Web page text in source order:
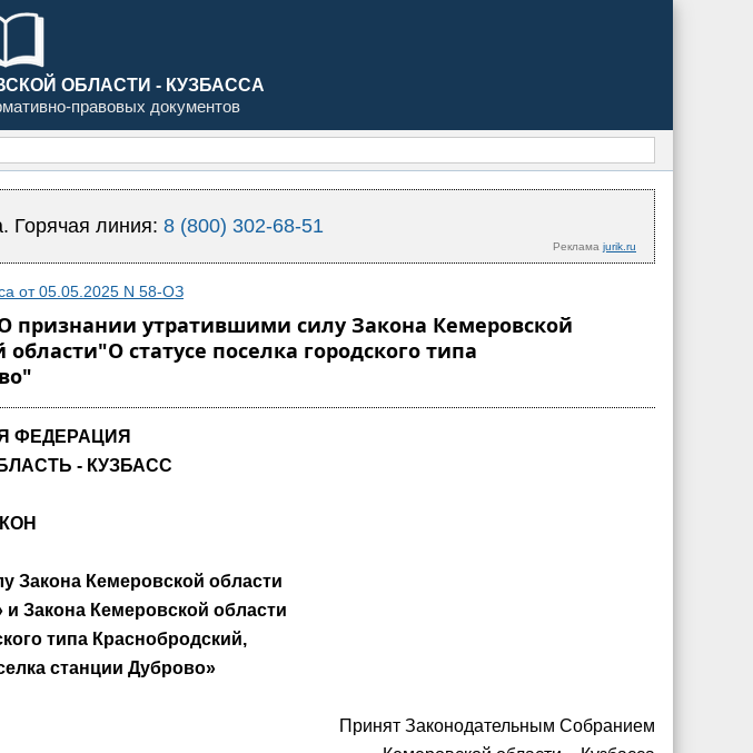
ОБЛАСТИ - КУЗБАССА
правовых документов
Горячая линия: 8 (800) 302-68-51
Реклама jurik.ru
от 05.05.2025 N 58-ОЗ
признании утратившими силу Закона Кемеровской
статусе поселка городского типа
ФЕДЕРАЦИЯ
- КУЗБАСС
Закона Кемеровской области
Закона Кемеровской области
типа Краснобродский,
станции Дуброво»
Принят Законодательным Собранием